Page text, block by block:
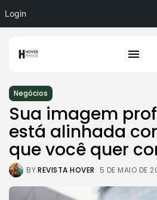
Login
Negócios
Sua imagem
está alinhada
que você quer
BYREVISTA HOVER 5 DE MAIO DE